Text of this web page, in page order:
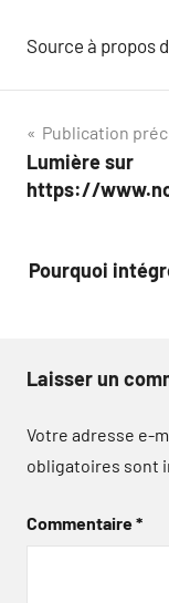
Source à propos
de
Publication
Lumière sur
https://
Pourquoi
Laisser un
Votre adresse e-
obligatoires sont
Commentaire*